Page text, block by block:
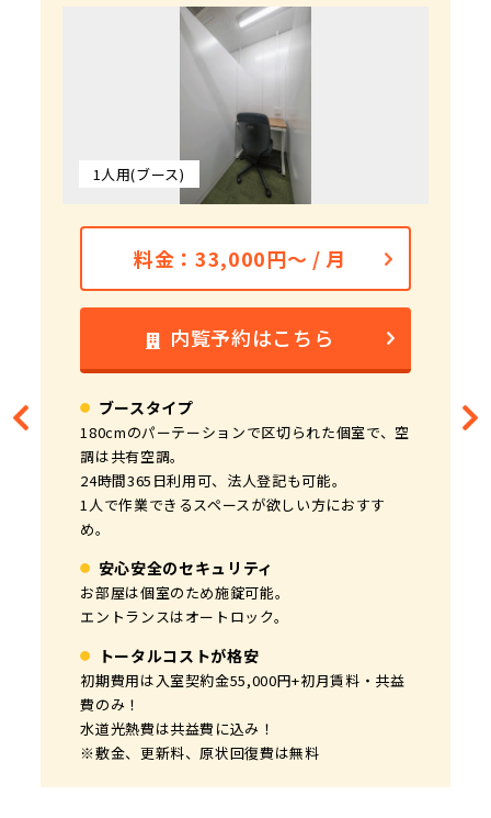
1人用(ブース)
料金：33,000円～ / 月
内覧予約はこちら
ブースタイプ
180cmのパーテーションで区切られた個室で、空
調は共有空調。
24時間365日利用可、法人登記も可能。
1人で作業できるスペースが欲しい方におすす
め。
安心安全のセキュリティ
お部屋は個室のため施錠可能。
エントランスはオートロック。
トータルコストが格安
初期費用は入室契約金55,000円+初月賃料・共益
費のみ！
水道光熱費は共益費に込み！
※敷金、更新料、原状回復費は無料
1人用
料金：52,800円～ / 月
内覧予約はこちら
完全個室
全部屋が完全個室、個別空調、窓あり！
24時間365日利用可能。
個人事業主の方や起業されたばかりの方におすす
め。
安心安全のセキュリティ
エントランスはオートロック、お部屋は施錠可
能。
室内にインターホンを設置。
トータルコストが格安
初期費用は入室契約金55,000円+初月賃料・共益
費のみ！
水道光熱費は共益費に込み！
※敷金、更新料、原状回復費は無料
2～3人用
料金：105,600円～ / 月
内覧予約はこちら
完全個室
全部屋が完全個室、個別空調、窓あり！
24時間365日利用可能。
起業されたばかりの方や2人利用で広く使いたい
方におすすめ。
安心安全のセキュリティ
エントランスはオートロック、お部屋は施錠可
能。
室内にインターホンを設置。
トータルコストが格安
初期費用は入室契約金110,000円+初月賃料・共
益費のみ！
水道光熱費は共益費に込み！
※敷金、更新料、原状回復費は無料
3～4人用
料金：110,000円～ / 月
内覧予約はこちら
完全個室
全部屋が完全個室、個別空調、窓あり！
24時間365日利用可能。
法人や士業事務所、3人で広めに使いたい方にお
すすめ。
安心安全のセキュリティ
エントランスはオートロック、お部屋は施錠可
能。
室内にインターホンを設置。
トータルコストが格安
初期費用は入室契約金110,000円+初月賃料・共
益費のみ！
水道光熱費は共益費に込み！
※敷金、更新料、原状回復費は無料
7人用
料金：165,000円～ / 月
内覧予約はこちら
完全個室
全部屋が完全個室、個別空調、窓あり！
24時間365日利用可能。
本社としてはもちろん、短期のプロジェクト利用
でもおすすめ。
安心安全のセキュリティ
エントランスはオートロック、お部屋は施錠可
能。
室内にインターホンを設置。
トータルコストが格安
初期費用は入室契約金110,000円+初月賃料・共
益費のみ！
水道光熱費は共益費に込み！
※敷金、更新料、原状回復費は無料
8人用
料金：209,000円～ / 月
内覧予約はこちら
完全個室
全部屋が完全個室、個別空調、窓あり！
24時間365日利用可能。
サテライトオフィスや短期のプロジェクト利用に
おすすめ。
安心安全のセキュリティ
エントランスはオートロック、お部屋は施錠可
能。
室内にインターホンを設置。
トータルコストが格安
初期費用は入室契約金110,000円+初月賃料・共
益費のみ！
水道光熱費は共益費に込み！
※敷金、更新料、原状回復費は無料
10～12人用
料金：264,000円～ / 月
内覧予約はこちら
完全個室
全部屋が完全個室、個別空調、窓あり！
24時間365日利用可能。
20㎡以上ある窓が大きい角部屋で、サテライトオ
フィス利用におすすめ。
安心安全のセキュリティ
エントランスはオートロック、お部屋は施錠可
能。
室内にインターホンを設置。
トータルコストが格安
初期費用は入室契約金110,000円+初月賃料・共
益費のみ！
水道光熱費は共益費に込み！
※敷金、更新料、原状回復費は無料